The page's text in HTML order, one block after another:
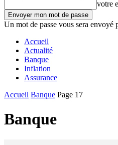
votre
Un mot de passe vous sera envoyé
Accueil
Actualité
Banque
Inflation
Assurance
Accueil Banque Page 17
Banque